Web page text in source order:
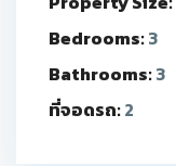
Bedrooms:3
Bathrooms:3
ที่จอดรถ:2